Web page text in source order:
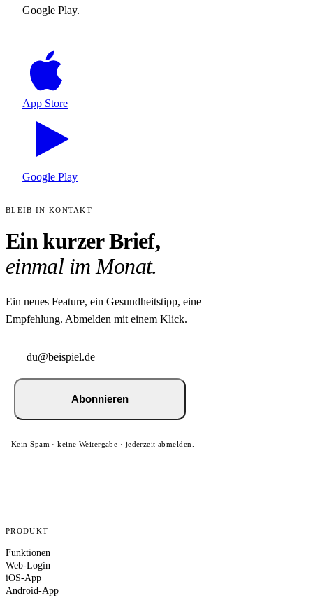
Google Play.
App Store
Google Play
BLEIB IN KONTAKT
Ein kurzer Brief,
einmal im Monat.
Ein neues Feature, ein Gesundheitstipp, eine
Empfehlung. Abmelden mit einem Klick.
Abonnieren
Kein Spam · keine Weitergabe · jederzeit abmelden.
PRODUKT
Funktionen
Web-Login
iOS-App
Android-App